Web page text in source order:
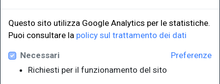
LINK ISTITUZIONALI
Università degli Studi di Trieste
Sistema Bibliotecario di Ateneo
Questo sito utilizza Google Analytics per le statistiche.
Puoi consultare la policy sul trattamento dei dati
Preferenze
Necessari
Richiesti per il funzionamento del sito